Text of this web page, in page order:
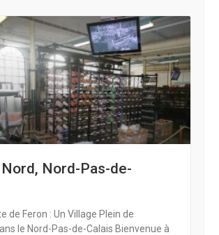
Nord-Pas-de-
de Feron : Un Village Plein de
le Nord-Pas-de-Calais Bienvenue à